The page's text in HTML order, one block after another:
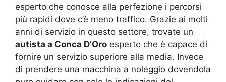
esperto che conosce alla perfezione i percorsi
più rapidi dove c’è meno traffico. Grazie ai molti
anni di servizio in questo settore, trovate un
autista a Conca D’Oro esperto che è capace di
fornire un servizio superiore alla media. Invece
di prendere una macchina a noleggio dovendola